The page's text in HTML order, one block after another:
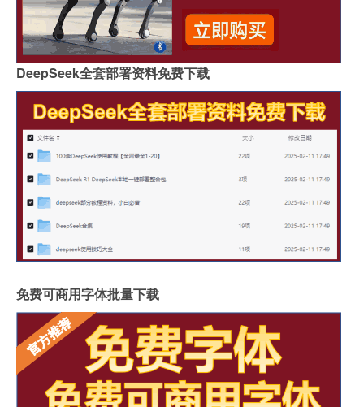
DeepSeek全套部署资料免费下载
免费可商用字体批量下载